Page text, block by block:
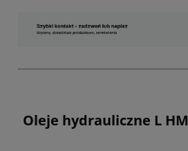
Oleje hydrauliczne L HM